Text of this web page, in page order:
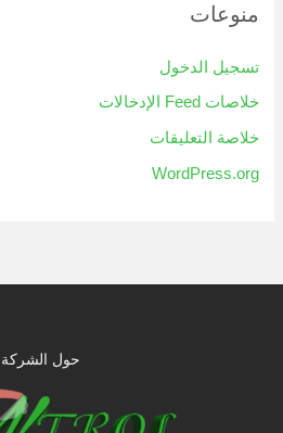
منوعات
تسجيل الدخول
خلاصات Feed الإدخالات
خلاصة التعليقات
WordPress.org
حول الشركة